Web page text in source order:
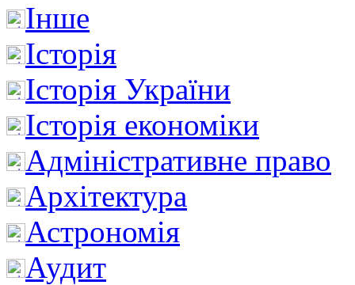
Інше
Історія
Історія України
Історія економіки
Адміністративне право
Архітектура
Астрономія
Аудит